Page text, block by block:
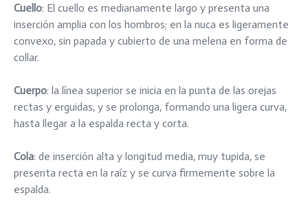
Cuello: El cuello es medianamente largo y presenta una
inserción amplia con los hombros; en la nuca es ligeramente
convexo, sin papada y cubierto de una melena en forma de
collar.
Cuerpo: la línea superior se inicia en la punta de las orejas
rectas y erguidas, y se prolonga, formando una ligera curva,
hasta llegar a la espalda recta y corta.
Cola: de inserción alta y longitud media, muy tupida, se
presenta recta en la raíz y se curva firmemente sobre la
espalda.